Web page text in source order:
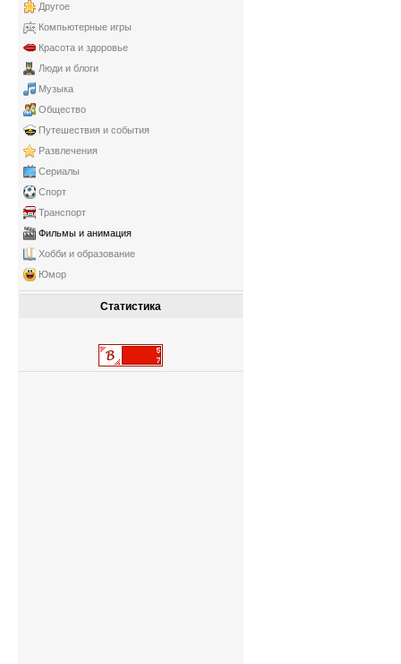
Другое
Компьютерные игры
Красота и здоровье
Люди и блоги
Музыка
Общество
Путешествия и события
Развлечения
Сериалы
Спорт
Транспорт
Фильмы и анимация
Хобби и образование
Юмор
Статистика